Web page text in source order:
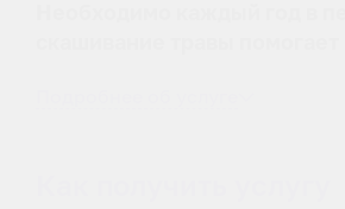
Необходимо каждый год в
скашивание травы